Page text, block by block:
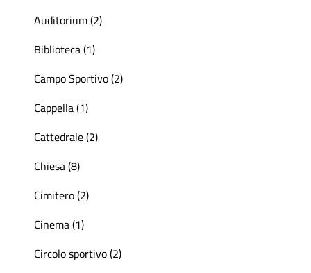
Auditorium (2)
Biblioteca (1)
Campo Sportivo (2)
Cappella (1)
Cattedrale (2)
Chiesa (8)
Cimitero (2)
Cinema (1)
Circolo sportivo (2)